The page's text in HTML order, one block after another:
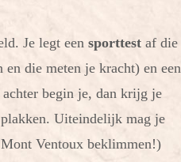
Je legt een sporttest af die
en die meten je kracht) en een
begin je, dan krijg je
Uiteindelijk mag je
Ventoux beklimmen!)